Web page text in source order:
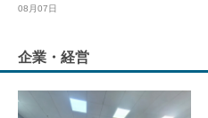
08月07日
企業・経営